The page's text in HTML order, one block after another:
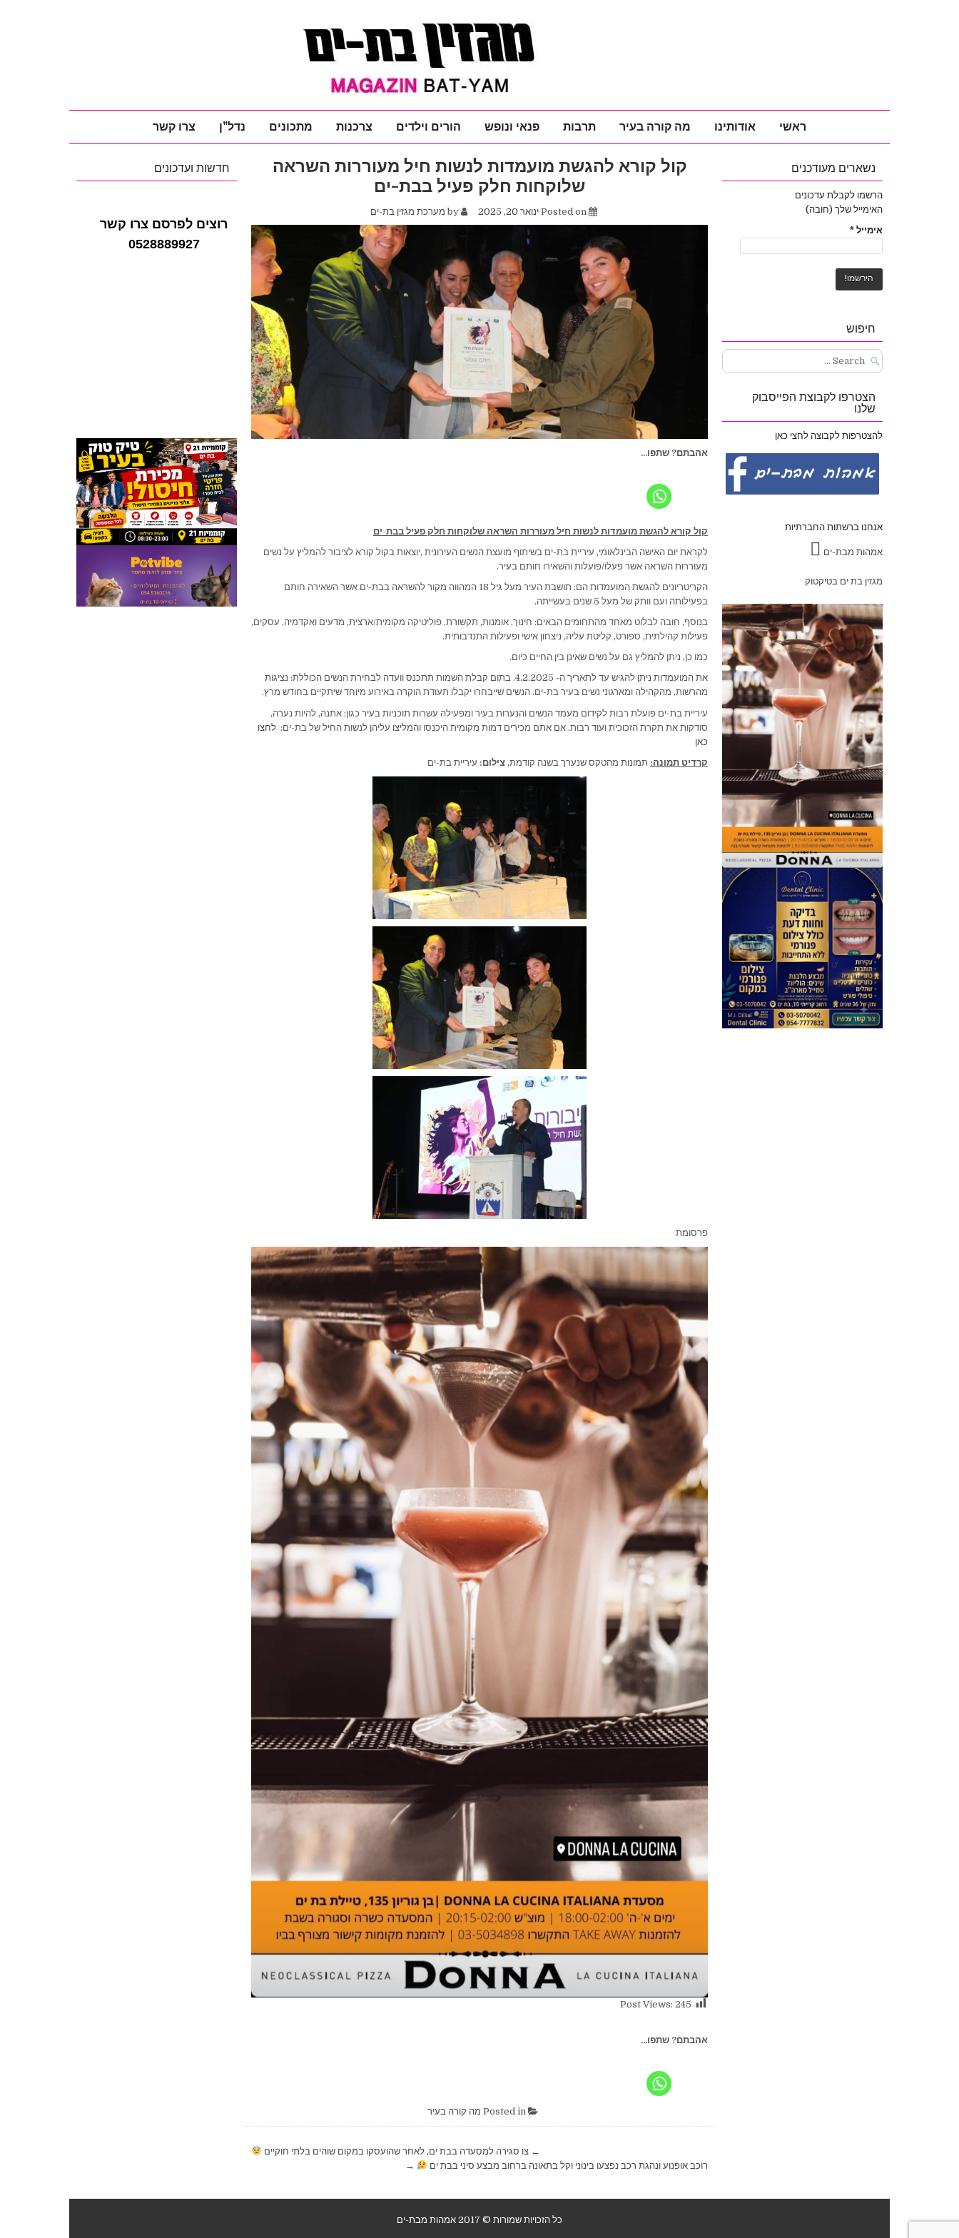
ראשי אודותינו מה קורה בעיר תרבות פנאי ונופש הורים וילדים צרכנות מתכונים נדל"ן צרו קשר
קול קורא להגשת מועמדות לנשות חיל מעוררות השראה
שלוקחות חלק פעיל בבת-ים
ינואר 20, 2025 מערכת מגזין בת-ים
אהבתם? שתפו...
קול קורא להגשת מועמדות לנשות חיל מעוררות השראה שלוקחות חלק פעיל בבת-ים
לקראת יום האישה הבינלאומי, עיריית בת-ים בשיתוף מועצת הנשים העירונית ,יוצאות בקול קורא לציבור להמליץ על נשים
מעוררות השראה אשר פעלו/פועלות והשאירו חותם בעיר.
הקריטריונים להגשת המועמדות הם: תושבת העיר מעל גיל 18 המהווה מקור להשראה בבת-ים אשר השאירה חותם
בפעילותה ועם וותק של מעל 5 שנים בעשייתה.
בנוסף, חובה לבלוט מאחד מהתחומים הבאים: חינוך, אומנות, תקשורת, פוליטיקה מקומית/ארצית, מדעים ואקדמיה, עסקים,
פעילות קהילתית, ספורט, קליטת עליה, ניצחון אישי ופעילות התנדבותית.
כמו כן, ניתן להמליץ גם על נשים שאינן בין החיים כיום.
את המועמדות ניתן להגיש עד לתאריך ה- 4.2.2025. בתום קבלת השמות תתכנס וועדה לבחירת הנשים הכוללת: נציגות
מהרשות, מהקהילה ומארגוני נשים בעיר בת-ים. הנשים שייבחרו יקבלו תעודת הוקרה באירוע מיוחד שיתקיים בחודש מרץ.
עיריית בת-ים פועלת רבות לקידום מעמד הנשים והנערות בעיר ומפעילה עשרות תוכניות בעיר כגון: אתנה, להיות נערה,
סודקות את תקרת הזכוכית ועוד רבות. אם אתם מכירים דמות מקומית היכנסו והמליצו עליהן לנשות החיל של בת-ים: לחצו
כאן
קרדיט תמונה: תמונות מהטקס שנערך בשנה קודמת, צילום: עיריית בת-ים
פרסומת
Post Views: 245
אהבתם? שתפו...
מה קורה בעיר
← צו סגירה למסעדה בבת ים, לאחר שהועסקו במקום שוהים בלתי חוקיים
רוכב אופנוע ונהגת רכב נפצעו בינוני וקל בתאונה ברחוב מבצע סיני בבת ים
→
חדשות ועדכונים
רוצים לפרסם צרו קשר
0528889927
נשארים מעודכנים
הרשמו לקבלת עדכונים
האימייל שלך (חובה)
אימייל *
חיפוש
Search
for:
הצטרפו לקבוצת הפייסבוק
שלנו
להצטרפות לקבוצה לחצי כאן
אנחנו ברשתות החברתיות
אמהות מבת-ים
מגזין בת ים בטיקטוק
כל הזכויות שמורות © 2017 אמהות מבת-ים